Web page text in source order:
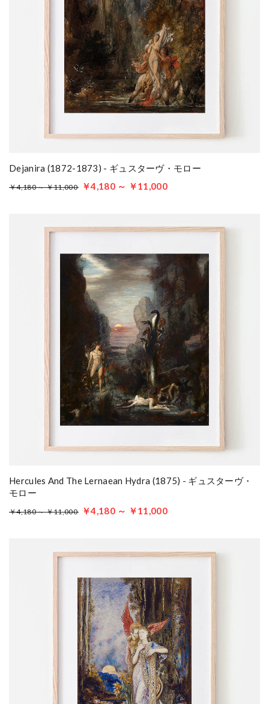
Dejanira (1872-1873) - ギュスターヴ・モロー
￥4,180 ～ ￥11,000 ￥4,180 ～ ￥11,000
Hercules And The Lernaean Hydra (1875) - ギュスターヴ・
モロー
￥4,180 ～ ￥11,000 ￥4,180 ～ ￥11,000